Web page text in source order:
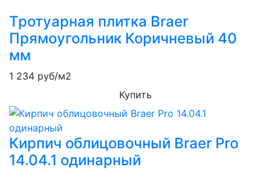
Тротуарная плитка Braer
Прямоугольник Коричневый 40
мм
1 234 руб/м2
Купить
Кирпич облицовочный Braer Pro
14.04.1 одинарный